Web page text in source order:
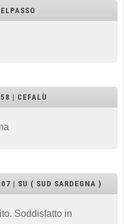
| CEFALÙ
| SU ( SUD SARDEGNA )
Soddisfatto in